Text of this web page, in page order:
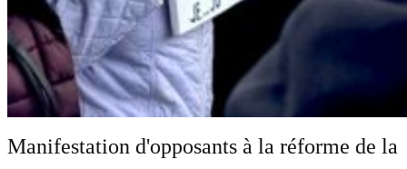
Manifestation d'opposants à la réforme de la